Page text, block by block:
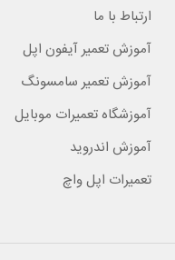
ارتباط با ما
آموزش تعمیر آیفون اپل
آموزش تعمیر سامسونگ
آموزشگاه تعمیرات موبایل
آموزش اندروید
تعمیرات اپل واچ